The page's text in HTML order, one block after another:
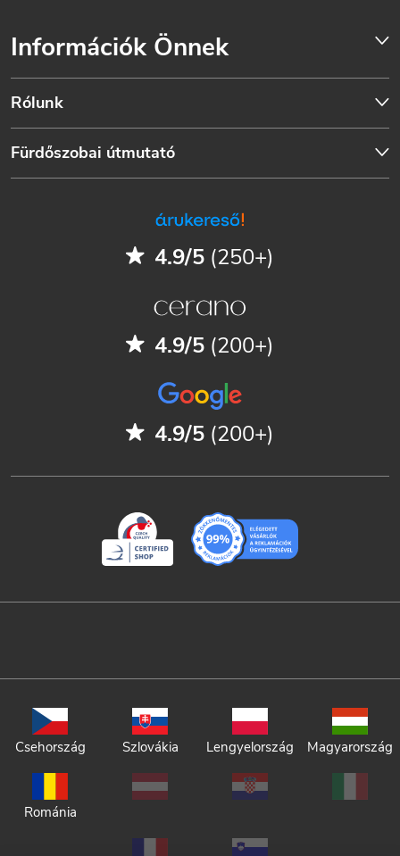
Információk Önnek
Rólunk
Fürdőszobai útmutató
4.9/5 (250+)
4.9/5 (200+)
4.9/5 (200+)
Csehország Szlovákia Lengyelország Magyarország
Románia